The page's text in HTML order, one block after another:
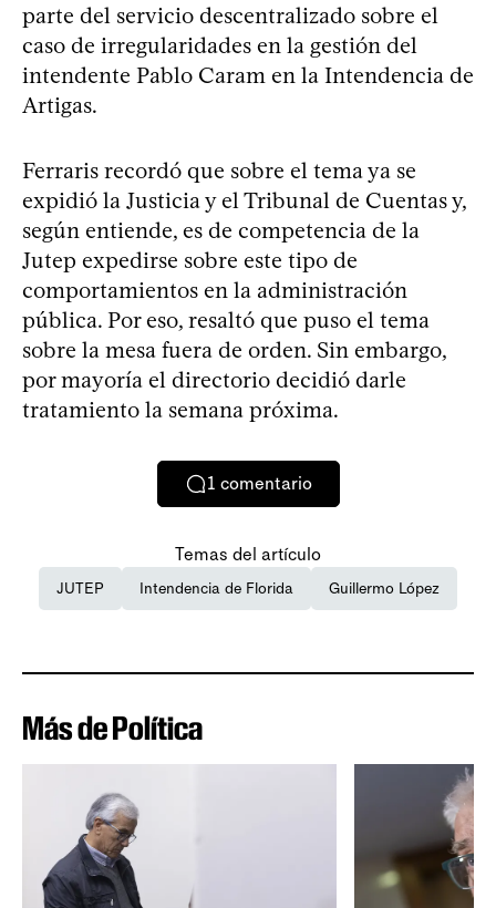
parte del servicio descentralizado sobre el
caso de irregularidades en la gestión del
intendente Pablo Caram en la Intendencia de
Artigas.
Ferraris recordó que sobre el tema ya se
expidió la Justicia y el Tribunal de Cuentas y,
según entiende, es de competencia de la
Jutep expedirse sobre este tipo de
comportamientos en la administración
pública. Por eso, resaltó que puso el tema
sobre la mesa fuera de orden. Sin embargo,
por mayoría el directorio decidió darle
tratamiento la semana próxima.
1 comentario
Temas del artículo
JUTEP Intendencia de Florida Guillermo López
Más de Política